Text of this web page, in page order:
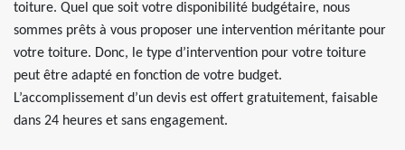
toiture. Quel que soit votre disponibilité budgétaire, nous
sommes prêts à vous proposer une intervention méritante pour
votre toiture. Donc, le type d’intervention pour votre toiture
peut être adapté en fonction de votre budget.
L’accomplissement d’un devis est offert gratuitement, faisable
dans 24 heures et sans engagement.